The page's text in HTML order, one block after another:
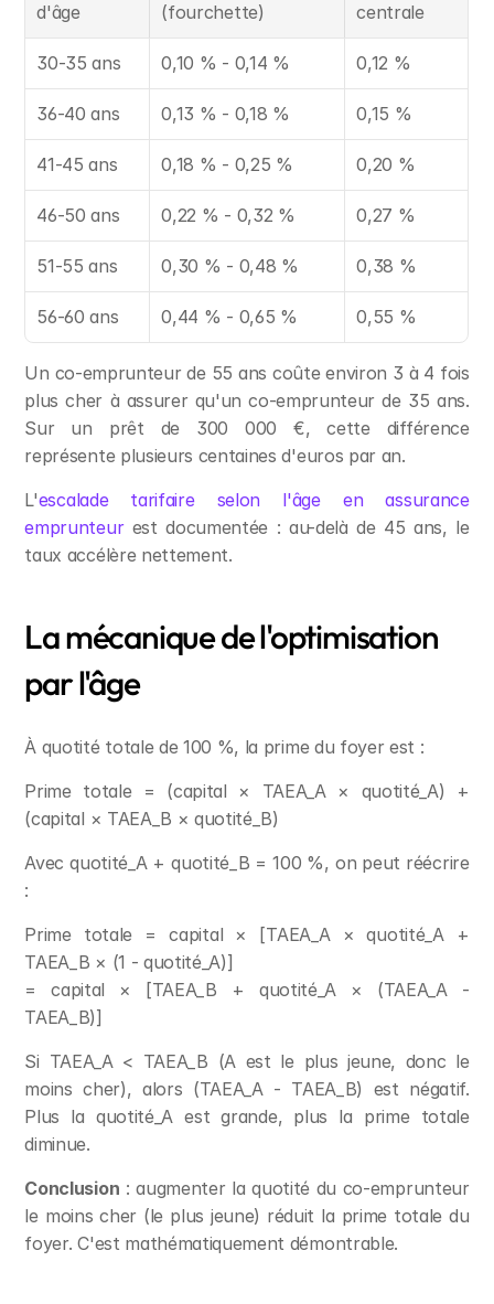
d'âge
(fourchette)
centrale
30-35 ans 0,10 % - 0,14 % 0,12 %
36-40 ans 0,13 % - 0,18 % 0,15 %
41-45 ans 0,18 % - 0,25 % 0,20 %
46-50 ans 0,22 % - 0,32 % 0,27 %
51-55 ans 0,30 % - 0,48 % 0,38 %
56-60 ans 0,44 % - 0,65 % 0,55 %
Un co-emprunteur de 55 ans coûte environ 3 à 4 fois
plus cher à assurer qu'un co-emprunteur de 35 ans.
Sur un prêt de 300 000 €, cette différence
représente plusieurs centaines d'euros par an.
L'escalade tarifaire selon l'âge en assurance
emprunteur est documentée : au-delà de 45 ans, le
taux accélère nettement.
La mécanique de l'optimisation
par l'âge
À quotité totale de 100 %, la prime du foyer est :
Prime totale = (capital × TAEA_A × quotité_A) +
(capital × TAEA_B × quotité_B)
Avec quotité_A + quotité_B = 100 %, on peut réécrire
:
Prime totale = capital × [TAEA_A × quotité_A +
TAEA_B × (1 - quotité_A)]
= capital × [TAEA_B + quotité_A × (TAEA_A -
TAEA_B)]
Si TAEA_A < TAEA_B (A est le plus jeune, donc le
moins cher), alors (TAEA_A - TAEA_B) est négatif.
Plus la quotité_A est grande, plus la prime totale
diminue.
Conclusion : augmenter la quotité du co-emprunteur
le moins cher (le plus jeune) réduit la prime totale du
foyer. C'est mathématiquement démontrable.